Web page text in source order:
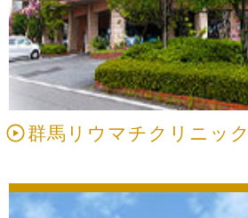
群馬リウマチクリニック